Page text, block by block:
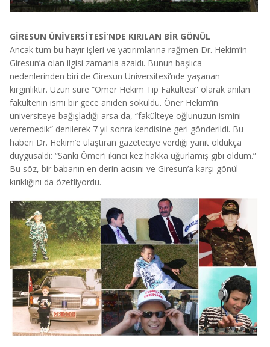
GİRESUN ÜNİVERSİTESİ’NDE KIRILAN BİR GÖNÜL
Ancak tüm bu hayır işleri ve yatırımlarına rağmen Dr. Hekim’in
Giresun’a olan ilgisi zamanla azaldı. Bunun başlıca
nedenlerinden biri de Giresun Üniversitesi’nde yaşanan
kırgınlıktır. Uzun süre “Ömer Hekim Tıp Fakültesi” olarak anılan
fakültenin ismi bir gece aniden söküldü. Öner Hekim’in
üniversiteye bağışladığı arsa da, “fakülteye oğlunuzun ismini
veremedik” denilerek 7 yıl sonra kendisine geri gönderildi. Bu
haberi Dr. Hekim’e ulaştıran gazeteciye verdiği yanıt oldukça
duygusaldı: “Sanki Ömer’i ikinci kez hakka uğurlamış gibi oldum.”
Bu söz, bir babanın en derin acısını ve Giresun’a karşı gönül
kırıklığını da özetliyordu.